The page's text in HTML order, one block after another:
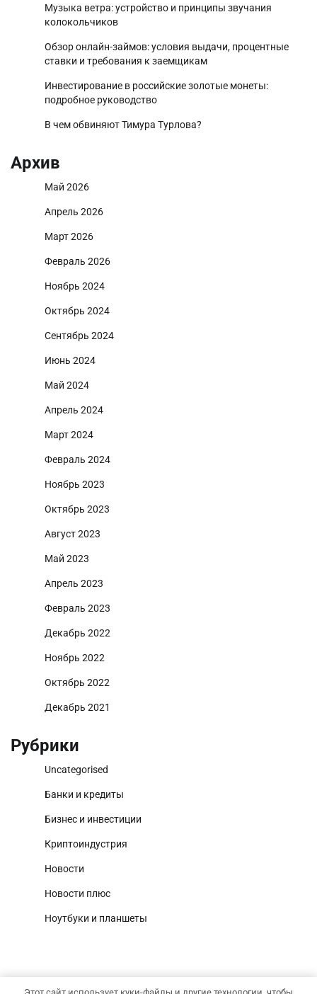
Музыка ветра: устройство и принципы звучания
колокольчиков
Обзор онлайн-займов: условия выдачи, процентные
ставки и требования к заемщикам
Инвестирование в российские золотые монеты:
подробное руководство
В чем обвиняют Тимура Турлова?
Архив
Май 2026
Апрель 2026
Март 2026
Февраль 2026
Ноябрь 2024
Октябрь 2024
Сентябрь 2024
Июнь 2024
Май 2024
Апрель 2024
Март 2024
Февраль 2024
Ноябрь 2023
Октябрь 2023
Август 2023
Май 2023
Апрель 2023
Февраль 2023
Декабрь 2022
Ноябрь 2022
Октябрь 2022
Декабрь 2021
Рубрики
Uncategorised
Банки и кредиты
Бизнес и инвестиции
Криптоиндустрия
Новости
Новости плюс
Ноутбуки и планшеты